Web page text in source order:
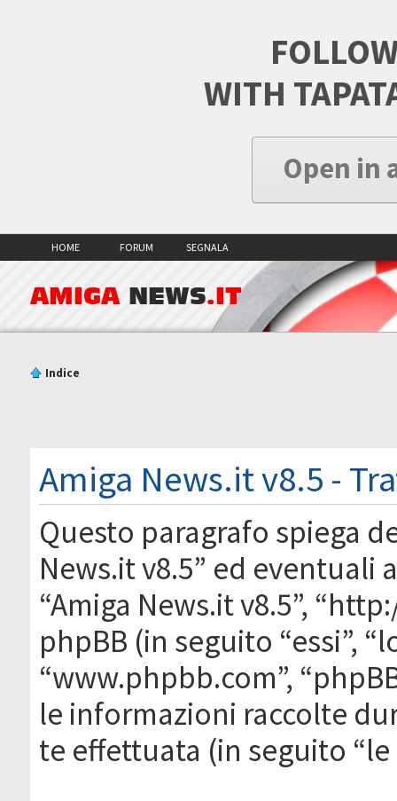
WITH
Open in
HOME FORUM SEGNALA
AMIGA NEWS.IT
Indice
Amiga News.it v8.5 -
Questo paragrafo spiega
News.it v8.5” ed eventuali
“Amiga News.it v8.5”,
phpBB (in seguito “essi”,
“www.phpbb.com”,
le informazioni raccolte
te effettuata (in seguito